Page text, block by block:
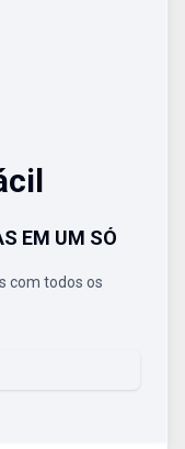
EM UM SÓ
com todos os